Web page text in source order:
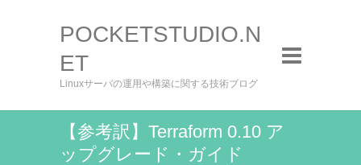
POCKETSTUDIO.N
ET
Linuxサーバの運用や構築に関する技術ブログ
【参考訳】Terraform 0.10 ア
ップグレード・ガイド